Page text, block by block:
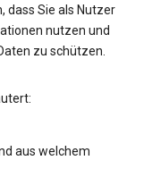
dass Sie als Nutzer
nutzen und
zu schützen.
aus welchem